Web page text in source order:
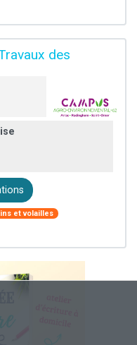
des
et volailles